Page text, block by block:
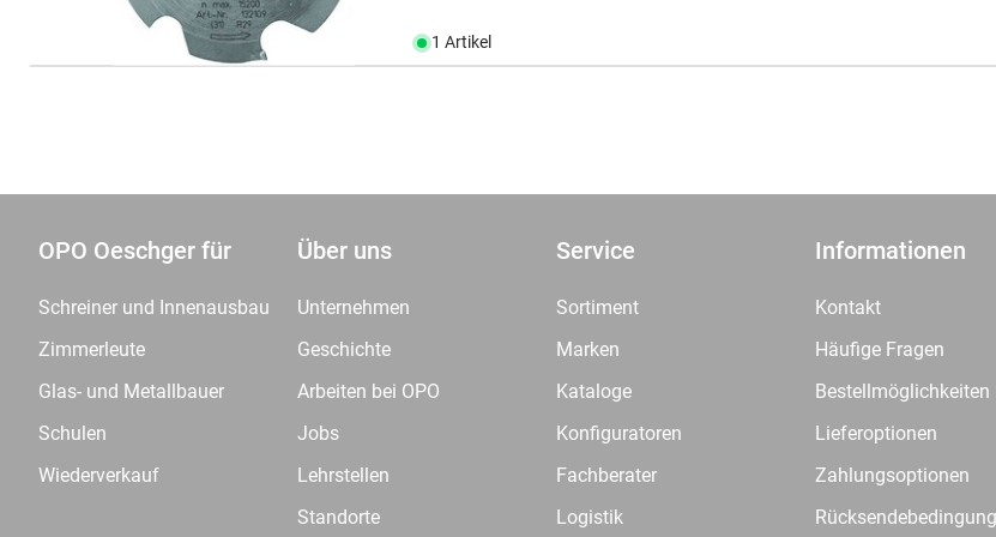
1 Artikel
OPO Oeschger für
Schreiner und Innenausbau
Zimmerleute
Glas- und Metallbauer
Schulen
Wiederverkauf
Über uns
Unternehmen
Geschichte
Arbeiten bei OPO
Jobs
Lehrstellen
Standorte
Service
Sortiment
Marken
Kataloge
Konfiguratoren
Fachberater
Logistik
Informationen
Kontakt
Häufige Fragen
Bestellmöglichkeiten
Lieferoptionen
Zahlungsoptionen